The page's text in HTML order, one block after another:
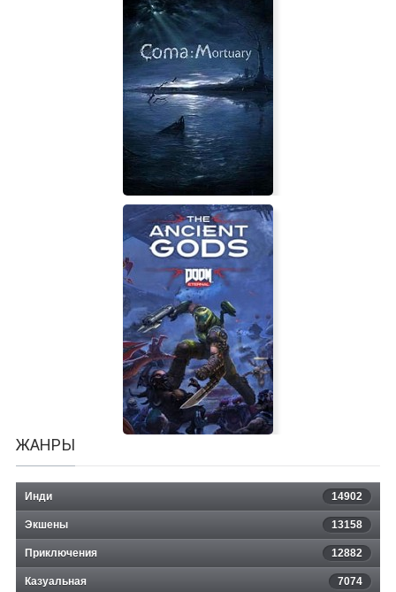
Cave Story: Doukutsu Monogatari
Coma: Mortuary
ЖАНРЫ
Инди 14902
Экшены 13158
Приключения 12882
Казуальная 7074